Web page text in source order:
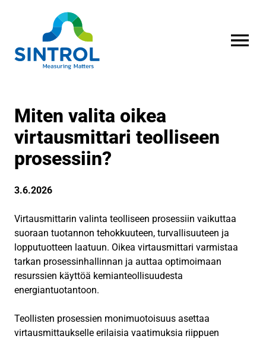
Miten valita oikea
virtausmittari teolliseen
prosessiin?
3.6.2026
Virtausmittarin valinta teolliseen prosessiin vaikuttaa
suoraan tuotannon tehokkuuteen, turvallisuuteen ja
lopputuotteen laatuun. Oikea virtausmittari varmistaa
tarkan prosessinhallinnan ja auttaa optimoimaan
resurssien käyttöä kemianteollisuudesta
energiantuotantoon.
Teollisten prosessien monimuotoisuus asettaa
virtausmittaukselle erilaisia vaatimuksia riippuen